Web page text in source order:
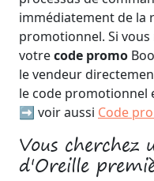
immédiatement de la
promotionnel. Si
votrecode promo
le vendeur
le code promotionnel
➡️ voir aussi Code
Vous
d'Oreille